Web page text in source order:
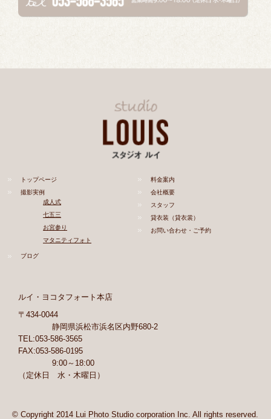
トップページ
撮影実例
成人式
七五三
お宮参り
マタニティフォト
ブログ
料金案内
会社概要
スタッフ
貸衣装（貸衣裳）
お問い合わせ・ご予約
ルイ・ヨコタフォート本店
〒434-0044
静岡県浜松市浜名区内野680-2
TEL:053-586-3565
FAX:053-586-0195
9:00～18:00
（定休日 水・木曜日）
© Copyright 2014 Lui Photo Studio corporation Inc. All rights reserved.